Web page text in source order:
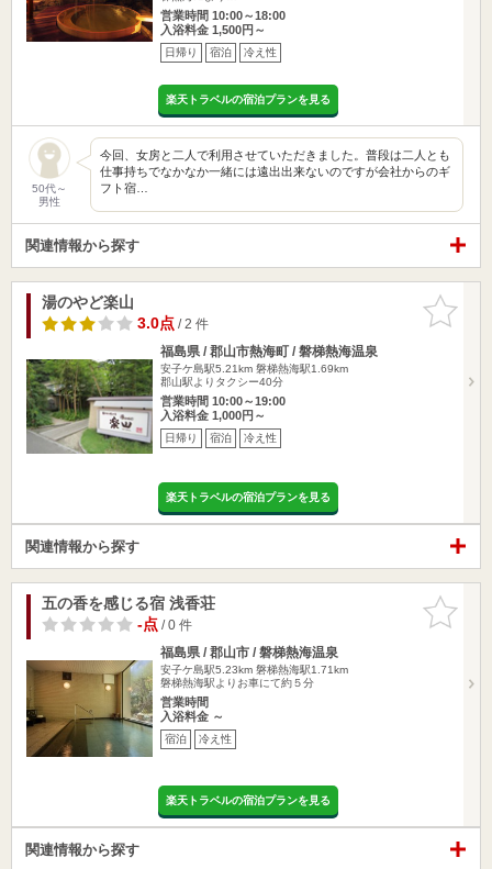
営業時間 10:00～18:00
入浴料金 1,500円～
日帰り 宿泊 冷え性
楽天トラベルの宿泊プランを見る
50代～
男性
今回、女房と二人で利用させていただきました。普段は二人とも
仕事持ちでなかなか一緒には遠出出来ないのですが会社からのギ
フト宿…
関連情報から探す
お気に入
りに追加
湯のやど楽山
3.0点/ 2 件
福島県 / 郡山市熱海町 / 磐梯熱海温泉
安子ケ島駅5.21km 磐梯熱海駅1.69km
郡山駅よりタクシー40分
営業時間 10:00～19:00
入浴料金 1,000円～
日帰り 宿泊 冷え性
楽天トラベルの宿泊プランを見る
関連情報から探す
お気に入
りに追加
五の香を感じる宿 浅香荘
-点/ 0 件
福島県 / 郡山市 / 磐梯熱海温泉
安子ケ島駅5.23km 磐梯熱海駅1.71km
磐梯熱海駅よりお車にて約５分
営業時間
入浴料金 ～
宿泊 冷え性
楽天トラベルの宿泊プランを見る
関連情報から探す